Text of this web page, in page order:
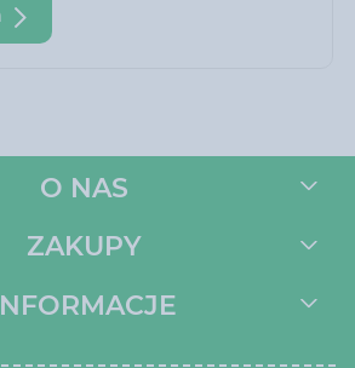
O NAS
ZAKUPY